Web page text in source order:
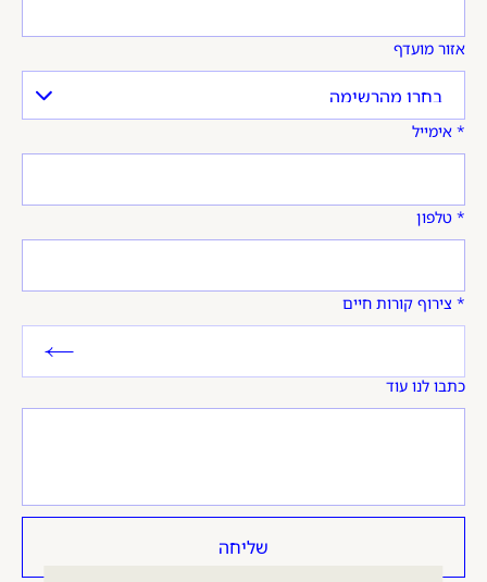
אזור מועדף
אימייל
טלפון
צירוף קורות חיים
כתבו לנו עוד
שליחה